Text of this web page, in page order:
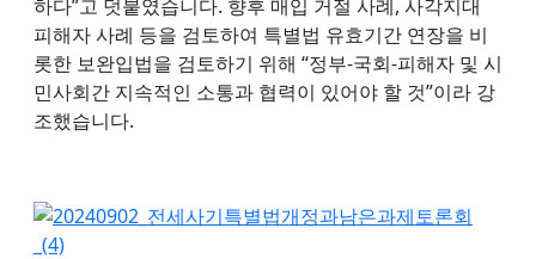
하다”고 덧붙였습니다. 향후 매입 거절 사례, 사각지대
피해자 사례 등을 검토하여 특별법 유효기간 연장을 비
롯한 보완입법을 검토하기 위해 “정부-국회-피해자 및 시
민사회간 지속적인 소통과 협력이 있어야 할 것”이라 강
조했습니다.